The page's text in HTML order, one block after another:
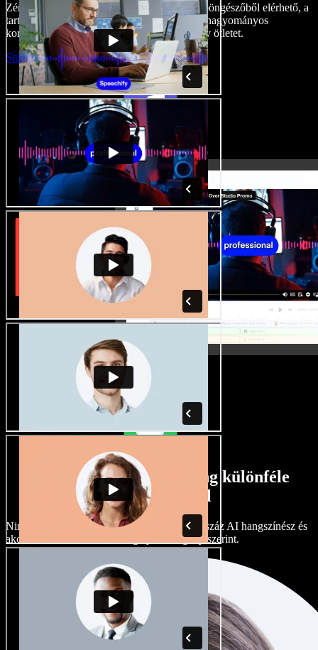
Zéró tanulási görbével, és mindennel, ami a böngészőből elérhető, a
tartalomgyártók maguk mögött hagyhatják a hagyományos
korlátokat, és életre kelthetnek minden kreatív ötletet.
Stúdió indítása
Rengeteg férfi és női hang különféle
akcentusokkal
Nincs két egyforma projekt. Válasszon több száz AI hangszínész és
akcentus közül, és finomhangolja őket igény szerint.